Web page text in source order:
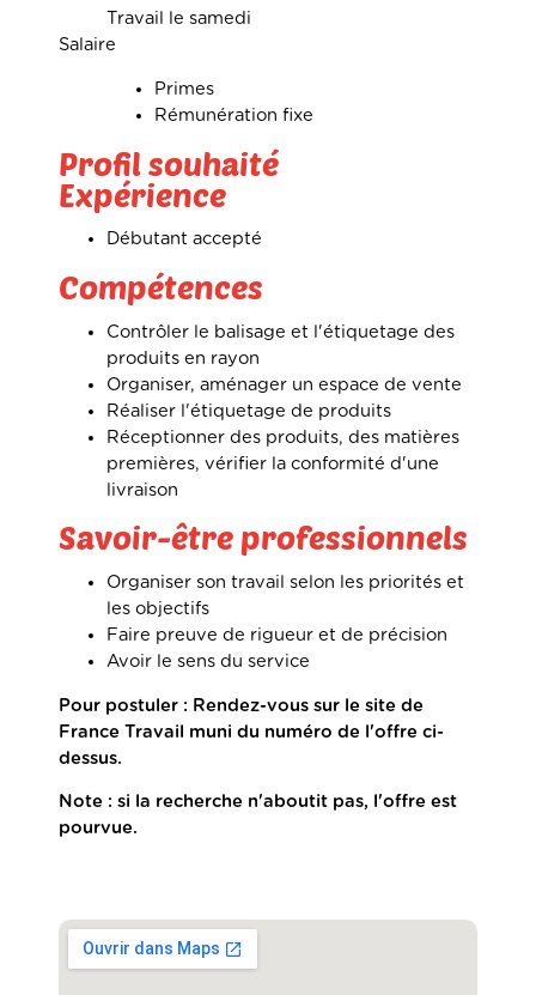
Travail le samedi
Salaire
Primes
Rémunération fixe
Profil souhaité
Expérience
Débutant accepté
Compétences
Contrôler le balisage et l'étiquetage des
produits en rayon
Organiser, aménager un espace de vente
Réaliser l'étiquetage de produits
Réceptionner des produits, des matières
premières, vérifier la conformité d'une
livraison
Savoir-être professionnels
Organiser son travail selon les priorités et
les objectifs
Faire preuve de rigueur et de précision
Avoir le sens du service
Pour postuler : Rendez-vous sur le site de
France Travail muni du numéro de l'offre ci-
dessus.
Note : si la recherche n'aboutit pas, l'offre est
pourvue.